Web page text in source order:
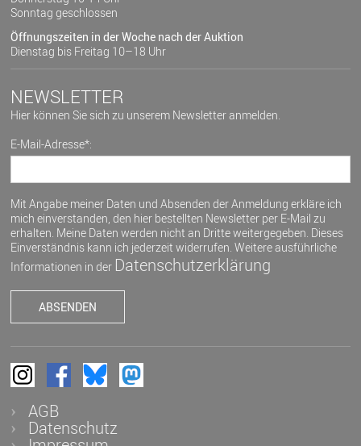
Sonntag geschlossen
Öffnungszeiten in der Woche nach der Auktion
Dienstag bis Freitag 10–18 Uhr
NEWSLETTER
Hier können Sie sich zu unserem Newsletter anmelden.
E-Mail-Adresse*:
Mit Angabe meiner Daten und Absenden der Anmeldung erkläre ich
mich einverstanden, den hier bestellten Newsletter per E-Mail zu
erhalten. Meine Daten werden nicht an Dritte weitergegeben. Dieses
Einverständnis kann ich jederzeit widerrufen. Weitere ausführliche
Informationen in der Datenschutzerklärung
AGB
Datenschutz